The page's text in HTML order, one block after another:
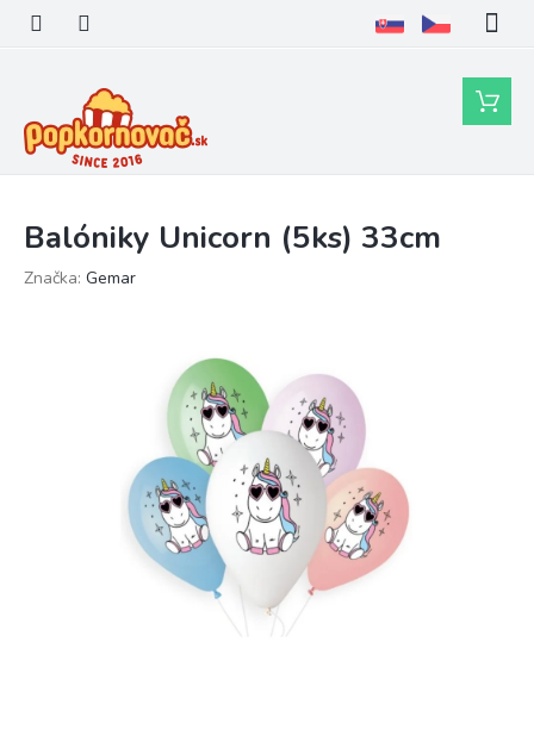
Prejsť
obsah
Nákupný
košík
Balóniky Unicorn (5ks) 33cm
Značka: Gemar